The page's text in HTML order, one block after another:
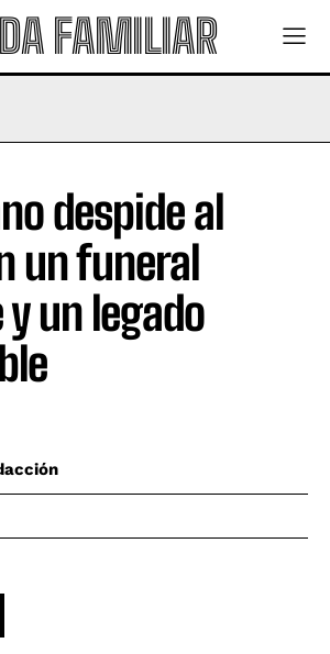
FAMILIAR
despide al
un funeral
un legado